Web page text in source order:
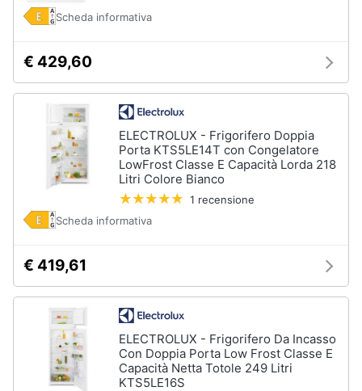
professionali
Abbattitore
Macchine
da
professionali
Friggitrice
professionale
Idropulitrice
Vedi
Elettrodomestici
Frigoriferi
Scheda informativa
€ 429,60
ELECTROLUX - Frigorifero Doppia
Porta KTS5LE14T con Congelatore
LowFrost Classe E Capacità Lorda 218
Litri Colore Bianco
1 recensione
Scheda informativa
€ 419,61
ELECTROLUX - Frigorifero Da Incasso
Con Doppia Porta Low Frost Classe E
Capacità Netta Totole 249 Litri
KTS5LE16S